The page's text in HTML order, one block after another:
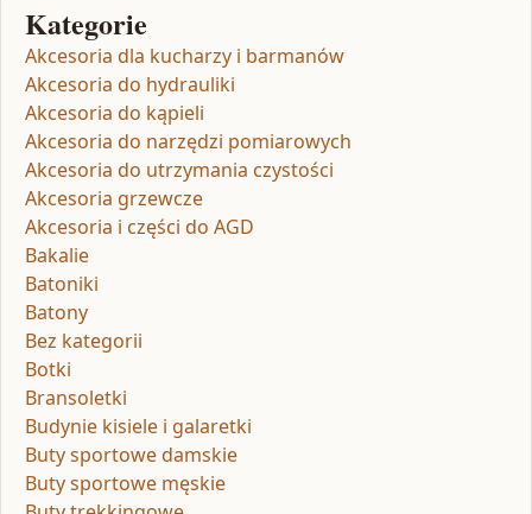
Kategorie
Akcesoria dla kucharzy i barmanów
Akcesoria do hydrauliki
Akcesoria do kąpieli
Akcesoria do narzędzi pomiarowych
Akcesoria do utrzymania czystości
Akcesoria grzewcze
Akcesoria i części do AGD
Bakalie
Batoniki
Batony
Bez kategorii
Botki
Bransoletki
Budynie kisiele i galaretki
Buty sportowe damskie
Buty sportowe męskie